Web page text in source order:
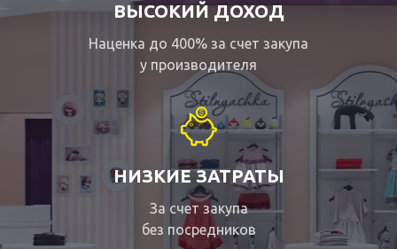
ВЫСОКИЙ ДОХОД
Наценка до 400% за счет закупа
у производителя
НИЗКИЕ ЗАТРАТЫ
За счет закупа
без посредников